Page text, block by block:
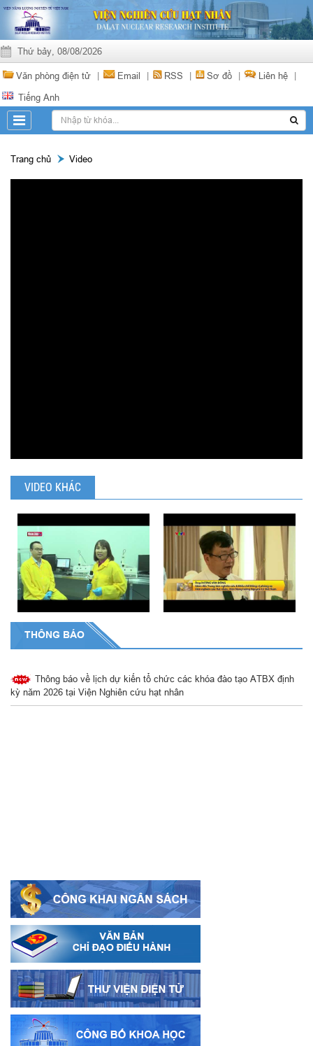
Thứ bảy, 08/08/2026
Văn phòng điện tử | Email | RSS | Sơ đồ | Liên hệ
|
Tiếng Anh
Trang chủ Video
VIDEO KHÁC
THÔNG BÁO
Thông báo về lịch dự kiến tổ chức các khóa đào tạo ATBX định
kỳ năm 2026 tại Viện Nghiên cứu hạt nhân
Thông báo về việc Thay đổi số tài khoản ngân hàng